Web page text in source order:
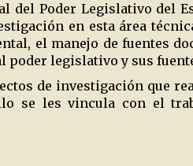
del Poder Legislativo del
en esta área
el manejo de fuentes
legislativo y sus
de investigación que
se les vincula con el